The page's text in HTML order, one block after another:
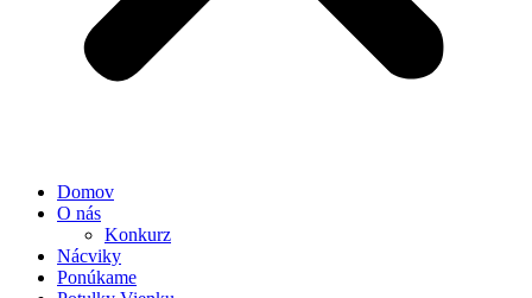
Domov
O nás
Konkurz
Nácviky
Ponúkame